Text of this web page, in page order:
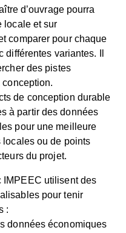
d’ouvrage pourra
locale et sur
comparer pour chaque
variantes. Il
des pistes
conception.
de conception durable
à partir des données
pour une meilleure
locales ou de points
du projet.
IMPEEC utilisent des
pour tenir
:
données économiques